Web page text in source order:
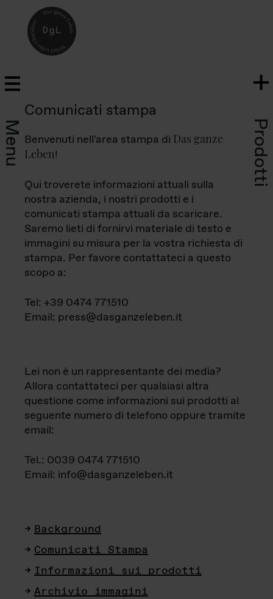
Menu Prodotti
Comunicati stampa
Benvenuti nell'area stampa di Das ganze
Leben!
Qui troverete informazioni attuali sulla
nostra azienda, i nostri prodotti e i
comunicati stampa attuali da scaricare.
Saremo lieti di fornirvi materiale di testo e
immagini su misura per la vostra richiesta di
stampa. Per favore contattateci a questo
scopo a:
Tel: +39 0474 771510
Email: press@dasganzeleben.it
Lei non è un rappresentante dei media?
Allora contattateci per qualsiasi altra
questione come informazioni sui prodotti al
seguente numero di telefono oppure tramite
email:
Tel.: 0039 0474 771510
Email: info@dasganzeleben.it
Background
Comunicati Stampa
Informazioni sui prodotti
Archivio immagini